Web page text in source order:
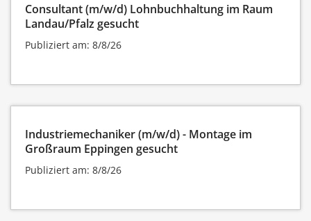
Consultant (m/w/d) Lohnbuchhaltung im Raum
Landau/Pfalz gesucht
Publiziert am: 8/8/26
Industriemechaniker (m/w/d) - Montage im
Großraum Eppingen gesucht
Publiziert am: 8/8/26